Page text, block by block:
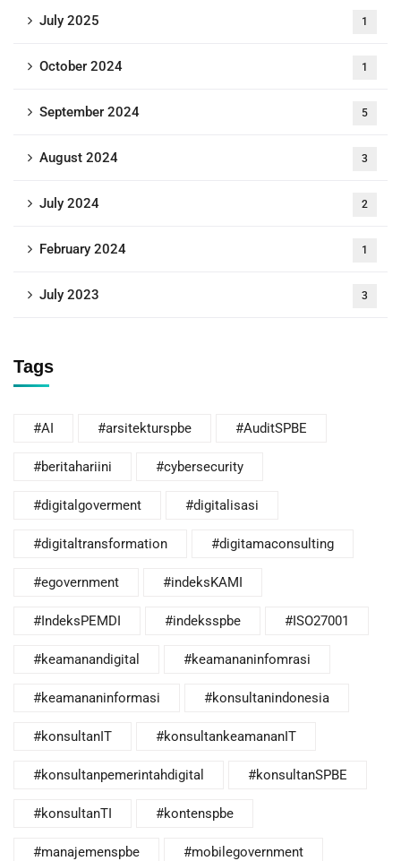
July 2025 1
October 2024 1
September 2024 5
August 2024 3
July 2024 2
February 2024 1
July 2023 3
Tags
#AI #arsitekturspbe #AuditSPBE
#beritahariini #cybersecurity
#digitalgoverment #digitalisasi
#digitaltransformation #digitamaconsulting
#egovernment #indeksKAMI
#IndeksPEMDI #indeksspbe #ISO27001
#keamanandigital #keamananinfomrasi
#keamananinformasi #konsultanindonesia
#konsultanIT #konsultankeamananIT
#konsultanpemerintahdigital #konsultanSPBE
#konsultanTI #kontenspbe
#manajemenspbe #mobilegovernment